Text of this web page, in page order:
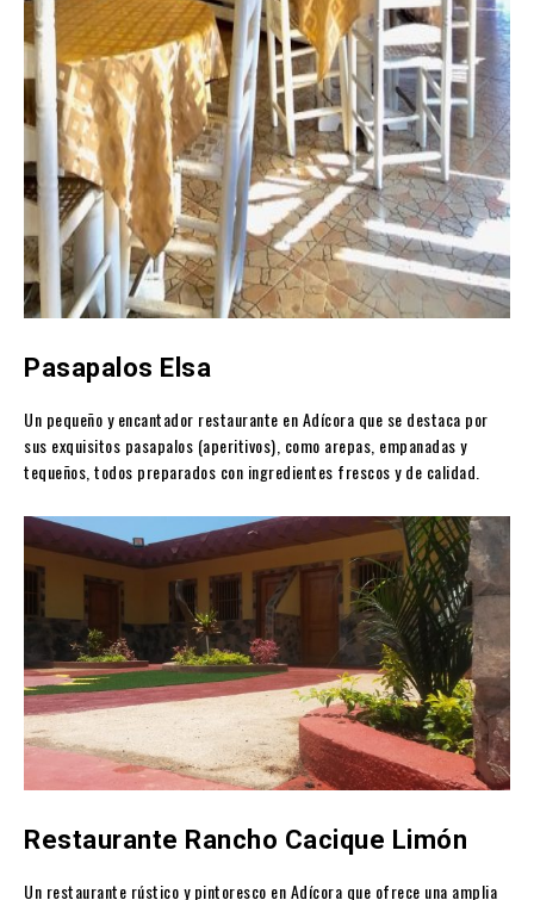
Pasapalos Elsa
Un pequeño y encantador restaurante en Adícora que se destaca por
sus exquisitos pasapalos (aperitivos), como arepas, empanadas y
tequeños, todos preparados con ingredientes frescos y de calidad.
Restaurante Rancho Cacique Limón
Un restaurante rústico y pintoresco en Adícora que ofrece una amplia